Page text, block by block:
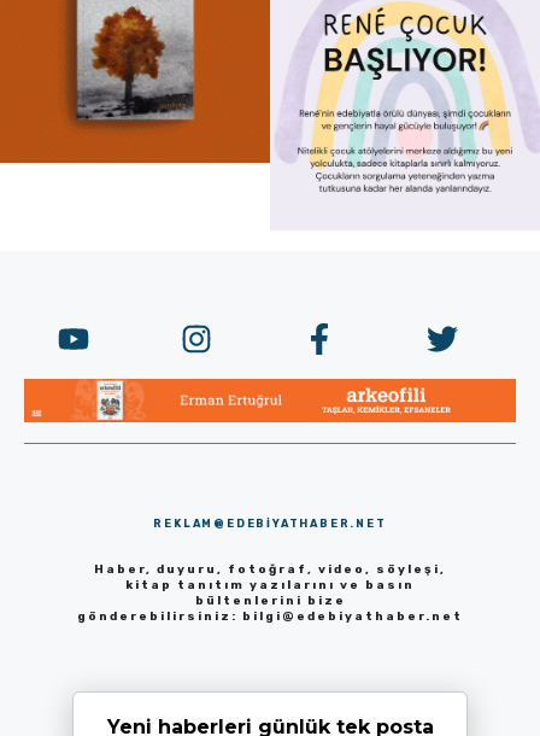
REKLAM@EDEBIYATHABER.NET
Haber, duyuru, fotoğraf, video, söyleşi,
kitap tanıtım yazılarını ve basın
bültenlerini bize
gönderebilirsiniz:
bilgi@edebiyathaber.net
Yeni haberleri günlük tek posta